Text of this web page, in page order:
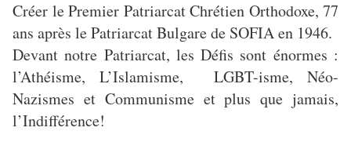
Créer le Premier Patriarcat Chrétien Orthodoxe, 77
ans après le Patriarcat Bulgare de SOFIA en 1946.
Devant notre Patriarcat, les Défis sont énormes :
l’Athéisme, L’Islamisme, LGBT-isme, Néo-
Nazismes et Communisme et plus que jamais,
l’Indifférence!